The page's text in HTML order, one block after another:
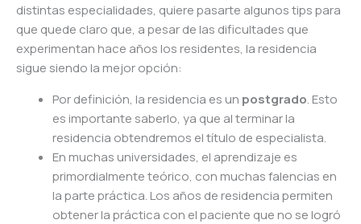
distintas especialidades, quiere pasarte algunos tips para
que quede claro que, a pesar de las dificultades que
experimentan hace años los residentes, la residencia
sigue siendo la mejor opción:
Por definición, la residencia es un postgrado. Esto
es importante saberlo, ya que al terminar la
residencia obtendremos el título de especialista.
En muchas universidades, el aprendizaje es
primordialmente teórico, con muchas falencias en
la parte práctica. Los años de residencia permiten
obtener la práctica con el paciente que no se logró